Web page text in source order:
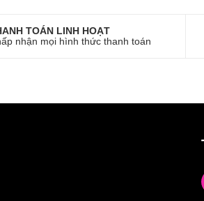
TOÁN LINH HOẠT
nhận mọi hình thức thanh toán